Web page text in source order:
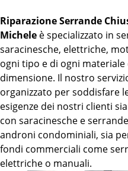
Riparazione Serrande
Michele è specializzato in
saracinesche, elettriche,
ogni tipo e di ogni materiale
dimensione. Il nostro
organizzato per soddisfare
esigenze dei nostri clienti
con saracinesche e
androni condominiali, sia
fondi commerciali come
elettriche o manuali.